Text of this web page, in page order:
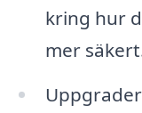
kring hur
mer